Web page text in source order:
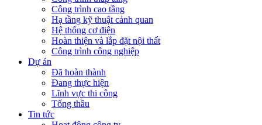
Công trình cao tầng
Hạ tầng kỹ thuật cảnh quan
Hệ thống cơ điện
Hoàn thiện và lắp đặt nội thất
Công trình công nghiệp
Dự án
Đã hoàn thành
Đang thực hiện
Lĩnh vực thi công
Tổng thầu
Tin tức